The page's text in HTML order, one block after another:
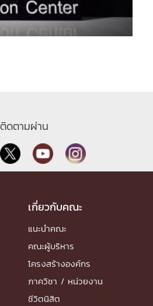
ติดตามผ่าน
เกี่ยวกับคณะ
แนะนำคณะ
คณะผู้บริหาร
โครงสร้างองค์กร
ภาควิชา / หน่วยงาน
ชีวิตนิสิต